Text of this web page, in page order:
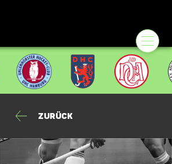
Zurück